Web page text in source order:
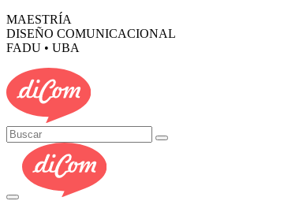
MAESTRÍA
DISEÑO COMUNICACIONAL
FADU • UBA